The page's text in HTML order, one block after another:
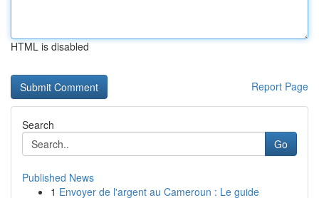
HTML is disabled
Report Page
Search
Go
Published News
1 Envoyer de l'argent au Cameroun : Le guide